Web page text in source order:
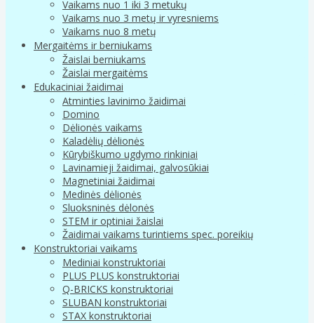
Vaikams nuo 1 iki 3 metukų
Vaikams nuo 3 metų ir vyresniems
Vaikams nuo 8 metų
Mergaitėms ir berniukams
Žaislai berniukams
Žaislai mergaitėms
Edukaciniai žaidimai
Atminties lavinimo žaidimai
Domino
Dėlionės vaikams
Kaladėlių dėlionės
Kūrybiškumo ugdymo rinkiniai
Lavinamieji žaidimai, galvosūkiai
Magnetiniai žaidimai
Medinės dėlionės
Sluoksninės dėlonės
STEM ir optiniai žaislai
Žaidimai vaikams turintiems spec. poreikių
Konstruktoriai vaikams
Mediniai konstruktoriai
PLUS PLUS konstruktoriai
Q-BRICKS konstruktoriai
SLUBAN konstruktoriai
STAX konstruktoriai